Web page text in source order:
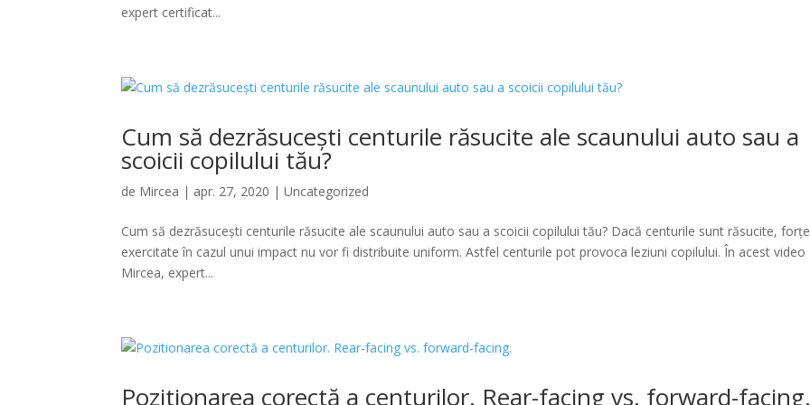
expert certificat...
Cum să dezrăsucești centurile răsucite ale scaunului auto sau a
scoicii copilului tău?
de Mircea | apr. 27, 2020 |Uncategorized
Cum să dezrăsucești centurile răsucite ale scaunului auto sau a scoicii copilului tău? Dacă centurile sunt răsucite,
exercitate în cazul unui impact nu vor fi distribuite uniform. Astfel centurile pot provoca leziuni copilului. În acest video
Mircea, expert...
Pozitionarea corectă a centurilor. Rear-facing vs. forward-facing.